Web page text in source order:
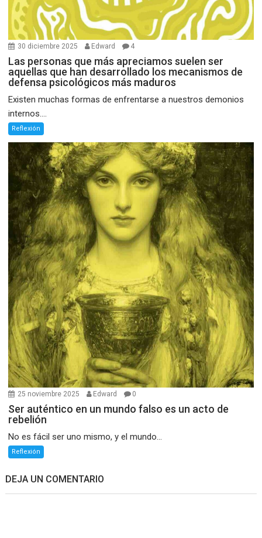
30 diciembre 2025 Edward 4
Las personas que más apreciamos suelen ser
aquellas que han desarrollado los mecanismos de
defensa psicológicos más maduros
Existen muchas formas de enfrentarse a nuestros demonios
internos....
Reflexión
25 noviembre 2025 Edward 0
Ser auténtico en un mundo falso es un acto de
rebelión
No es fácil ser uno mismo, y el mundo...
Reflexión
DEJA UN COMENTARIO